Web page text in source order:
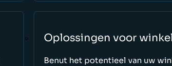
Oplossingen voor
Benut het potentieel van uw